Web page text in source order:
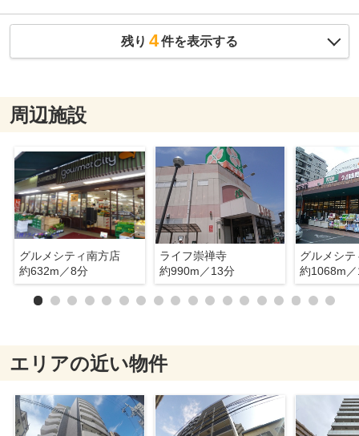
残り 4件を表示する
周辺施設
グルメシティ南方店
約632m／8分
ライフ崇禅寺
約990m／13分
グルメシテ
約1068m
エリアの近い物件